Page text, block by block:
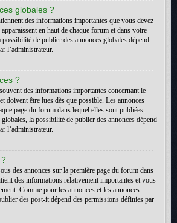
globales ?
des informations importantes que vous devez
en haut de chaque forum et dans votre
possibilité de publier des annonces globales dépend
l’administrateur.
?
des informations importantes concernant le
doivent être lues dès que possible. Les annonces
page du forum dans lequel elles sont publiées.
la possibilité de publier des annonces dépend
l’administrateur.
des annonces sur la première page du forum dans
des informations relativement importantes et vous
Comme pour les annonces et les annonces
des post-it dépend des permissions définies par